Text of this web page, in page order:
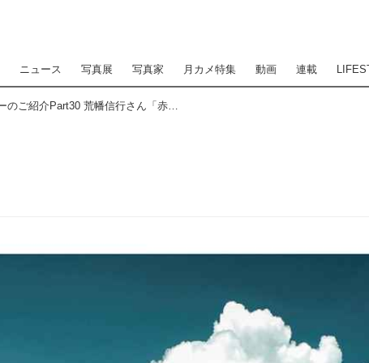
ニュース 写真展 写真家 月カメ特集 動画 連載
カメラマン2021カレンダーのご紹介Part30 荒幡信行さん「赤外線の情景」